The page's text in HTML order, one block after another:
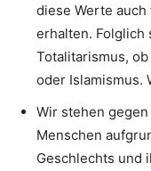
diese Werte
erhalten. Folglich
Totalitarismus,
oder Islamismus.
Wir stehen
Menschen
Geschlechts und